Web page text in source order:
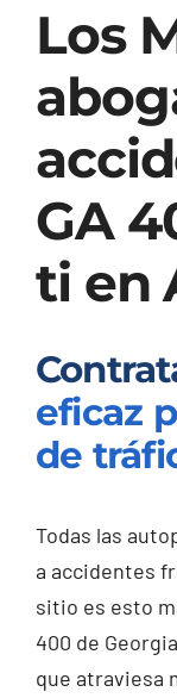
Los
GA
ti en
eficaz
de
Todas las
a accidentes
sitio es esto
400 de
que atraviesa